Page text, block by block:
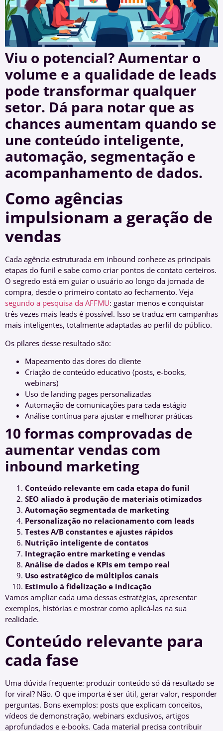
Viu o potencial? Aumentar o
volume e a qualidade de leads
pode transformar qualquer
setor. Dá para notar que as
chances aumentam quando se
une conteúdo inteligente,
automação, segmentação e
acompanhamento de dados.
Como agências
impulsionam a geração de
vendas
Cada agência estruturada em inbound conhece as principais
etapas do funil e sabe como criar pontos de contato certeiros.
O segredo está em guiar o usuário ao longo da jornada de
compra, desde o primeiro contato ao fechamento. Veja
segundo a pesquisa da AFFMU: gastar menos e conquistar
três vezes mais leads é possível. Isso se traduz em campanhas
mais inteligentes, totalmente adaptadas ao perfil do público.
Os pilares desse resultado são:
Mapeamento das dores do cliente
Criação de conteúdo educativo (posts, e-books,
webinars)
Uso de landing pages personalizadas
Automação de comunicações para cada estágio
Análise contínua para ajustar e melhorar práticas
10 formas comprovadas de
aumentar vendas com
inbound marketing
Conteúdo relevante em cada etapa do funil
SEO aliado à produção de materiais otimizados
Automação segmentada de marketing
Personalização no relacionamento com leads
Testes A/B constantes e ajustes rápidos
Nutrição inteligente de contatos
Integração entre marketing e vendas
Análise de dados e KPIs em tempo real
Uso estratégico de múltiplos canais
Estímulo à fidelização e indicação
Vamos ampliar cada uma dessas estratégias, apresentar
exemplos, histórias e mostrar como aplicá-las na sua
realidade.
Conteúdo relevante para
cada fase
Uma dúvida frequente: produzir conteúdo só dá resultado se
for viral? Não. O que importa é ser útil, gerar valor, responder
perguntas. Bons exemplos: posts que explicam conceitos,
vídeos de demonstração, webinars exclusivos, artigos
aprofundados e e-books. Cada material precisa contribuir